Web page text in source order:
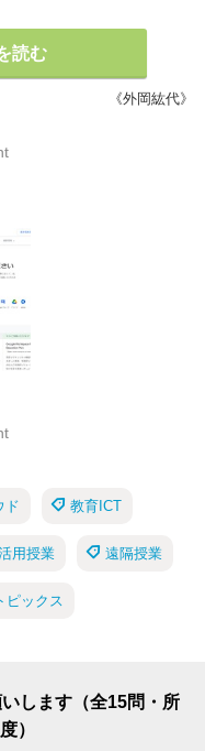
読む
《外岡紘代》
ド 教育ICT
用授業 遠隔授業
ピックス
します（全15問・所
）